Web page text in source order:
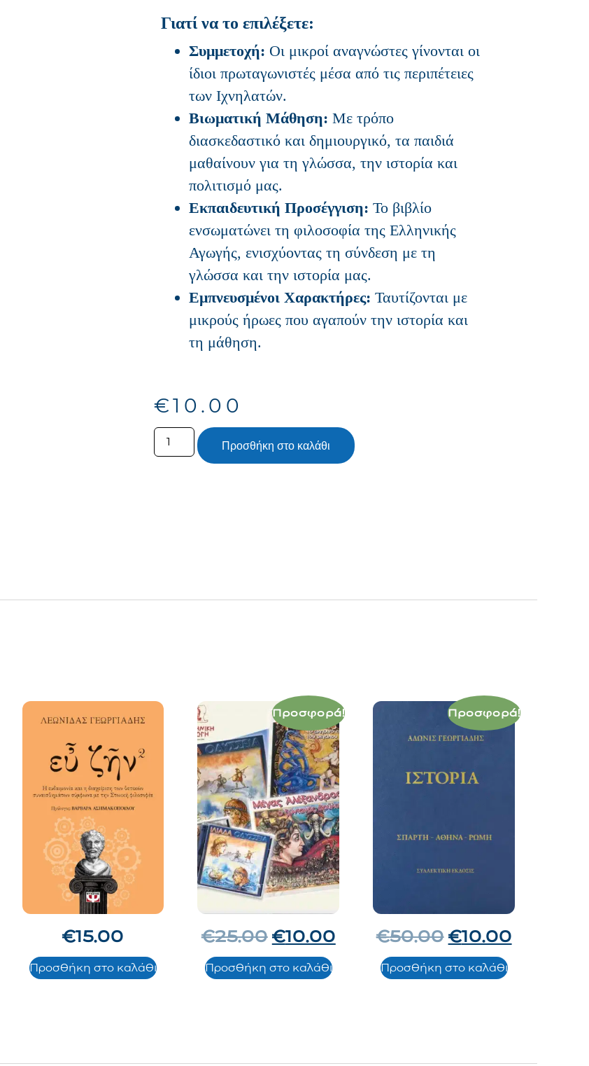
Γιατί να το επιλέξετε:
Συμμετοχή: Οι μικροί αναγνώστες γίνονται οι
ίδιοι πρωταγωνιστές μέσα από τις περιπέτειες
των Ιχνηλατών.
Βιωματική Μάθηση: Με τρόπο
διασκεδαστικό και δημιουργικό, τα παιδιά
μαθαίνουν για τη γλώσσα, την ιστορία και
πολιτισμό μας.
Εκπαιδευτική Προσέγγιση: Το βιβλίο
ενσωματώνει τη φιλοσοφία της Ελληνικής
Αγωγής, ενισχύοντας τη σύνδεση με τη
γλώσσα και την ιστορία μας.
Εμπνευσμένοι Χαρακτήρες: Ταυτίζονται με
μικρούς ήρωες που αγαπούν την ιστορία και
τη μάθηση.
€10.00
Προσθήκη στο καλάθι
€15.00
Προσθήκη στο καλάθι
Προσφορά!
€25.00 €10.00
Προσθήκη στο καλάθι
Προσφορά!
€50.00 €10.00
Προσθήκη στο καλάθι